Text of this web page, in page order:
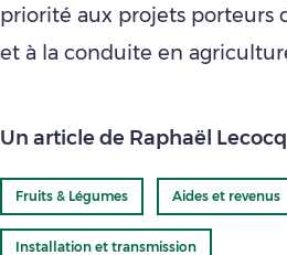
priorité aux projets porteurs
et à la conduite en
Un article de Raphaël Lecocq
Fruits & Légumes Aides et revenus
Installation et transmission